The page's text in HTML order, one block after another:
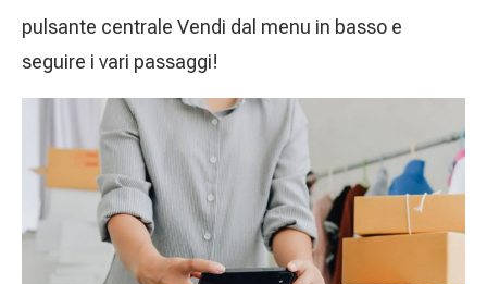
pulsante centrale Vendi dal menu in basso e
seguire i vari passaggi!